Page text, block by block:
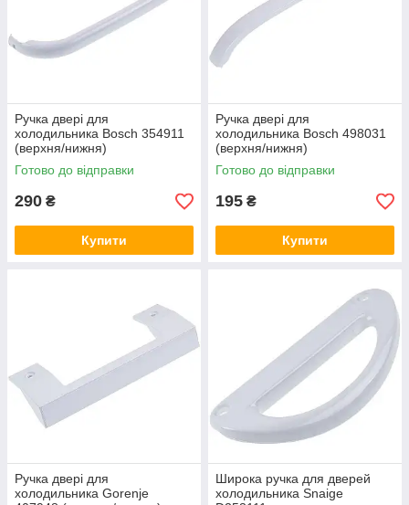
Ручка двері для
холодильника Bosch 354911
(верхня/нижня)
Готово до відправки
290 ₴
Купити
Ручка двері для
холодильника Bosch 498031
(верхня/нижня)
Готово до відправки
195 ₴
Купити
Ручка двері для
холодильника Gorenje
Широка ручка для дверей
холодильника Snaige